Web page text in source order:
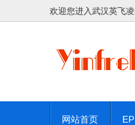
欢迎您进入武汉英飞
网站首页